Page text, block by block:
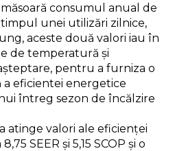
măsoară consumul anual de
unei utilizări zilnice,
aceste două valori iau în
de temperatură și
pentru a furniza o
a eficientei energetice
întreg sezon de încălzire
atinge valori ale eficienței
SEER și 5,15 SCOP și o